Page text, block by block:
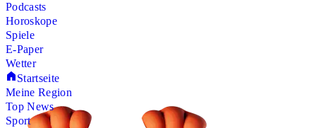
Podcasts
Horoskope
Spiele
E-Paper
Wetter
Startseite
Meine Region
Top News
Sport